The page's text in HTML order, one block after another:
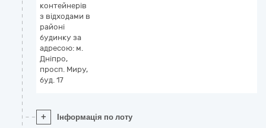
контейнерів
з відхoдами в
районі
будинку за
адресою: м.
Дніпро,
прoсп. Mиpу,
буд. 17
+ Інформація по лоту